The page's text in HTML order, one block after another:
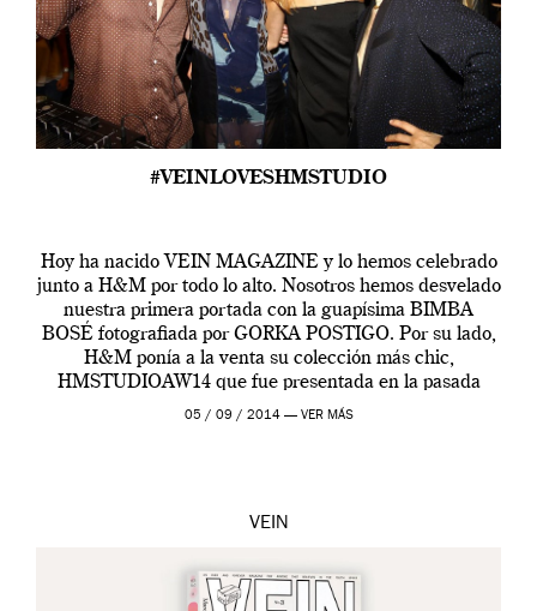
#VEINLOVESHMSTUDIO
Hoy ha nacido VEIN MAGAZINE y lo hemos celebrado
junto a H&M por todo lo alto. Nosotros hemos desvelado
nuestra primera portada con la guapísima BIMBA
BOSÉ fotografiada por GORKA POSTIGO. Por su lado,
H&M ponía a la venta su colección más chic,
HMSTUDIOAW14 que fue presentada en la pasada
Paris Fashion Week.
05 / 09 / 2014 — VER MÁS
VEIN